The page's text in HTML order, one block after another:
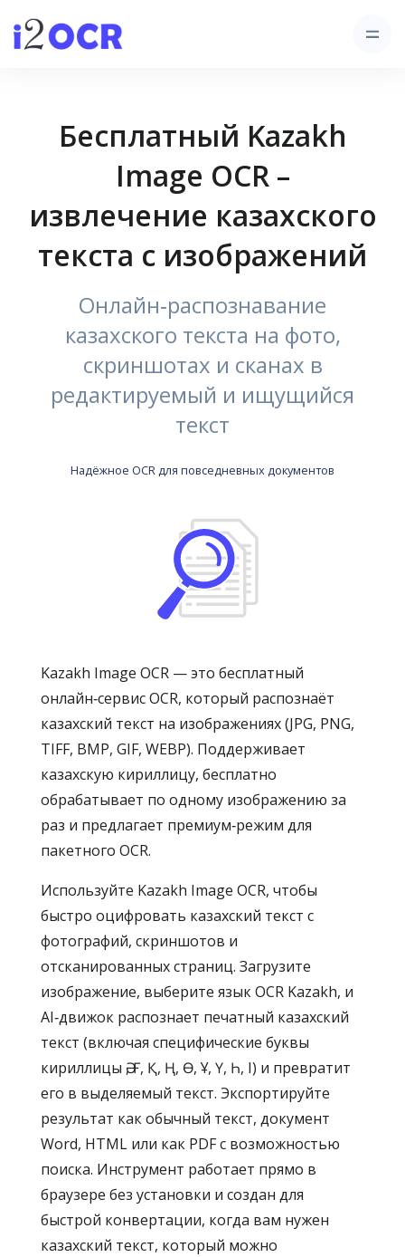
Бесплатный Kazakh
Image OCR –
извлечение казахского
текста с изображений
Онлайн‑распознавание
казахского текста на фото,
скриншотах и сканах в
редактируемый и ищущийся
текст
Надёжное OCR для повседневных документов
Kazakh Image OCR — это бесплатный
онлайн‑сервис OCR, который распознаёт
казахский текст на изображениях (JPG, PNG,
TIFF, BMP, GIF, WEBP). Поддерживает
казахскую кириллицу, бесплатно
обрабатывает по одному изображению за
раз и предлагает премиум‑режим для
пакетного OCR.
Используйте Kazakh Image OCR, чтобы
быстро оцифровать казахский текст с
фотографий, скриншотов и
отсканированных страниц. Загрузите
изображение, выберите язык OCR Kazakh, и
AI‑движок распознает печатный казахский
текст (включая специфические буквы
кириллицы Ә, Ғ, Қ, Ң, Ө, Ұ, Ү, Һ, І) и превратит
его в выделяемый текст. Экспортируйте
результат как обычный текст, документ
Word, HTML или как PDF с возможностью
поиска. Инструмент работает прямо в
браузере без установки и создан для
быстрой конвертации, когда вам нужен
казахский текст, который можно